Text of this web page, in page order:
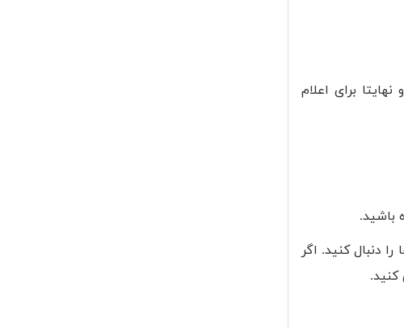
برای اعلام
باشید.
دنبال کنید. اگر